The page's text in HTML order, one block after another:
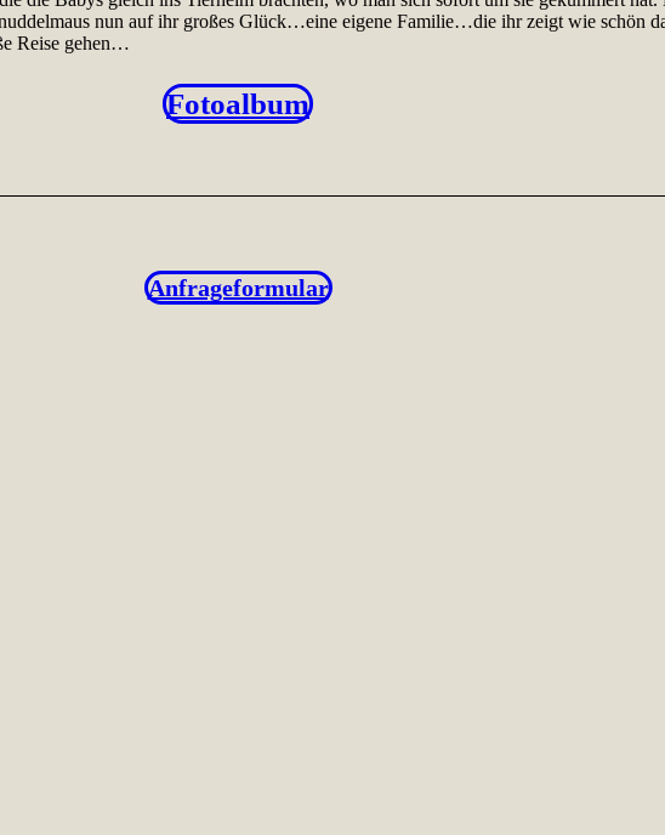
nun auf ihr großes Glück…eine eigene Familie…die ihr zeigt wie schön
Reise gehen…
Fotoalbum
Anfrageformular